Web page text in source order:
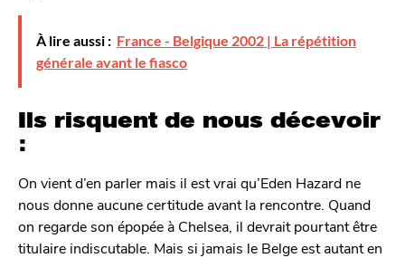
À lire aussi : France - Belgique 2002 | La répétition
générale avant le fiasco
Ils risquent de nous décevoir
:
On vient d’en parler mais il est vrai qu’Eden Hazard ne
nous donne aucune certitude avant la rencontre. Quand
on regarde son épopée à Chelsea, il devrait pourtant être
titulaire indiscutable. Mais si jamais le Belge est autant en